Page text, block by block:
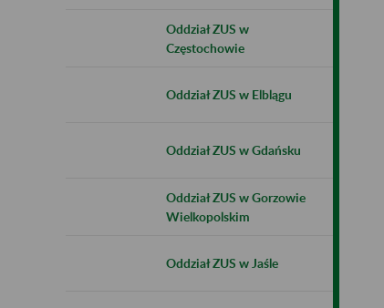
Oddział ZUS w
Częstochowie
Oddział ZUS w Elblągu
Oddział ZUS w Gdańsku
Oddział ZUS w Gorzowie
Wielkopolskim
Oddział ZUS w Jaśle